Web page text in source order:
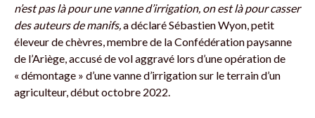
n’est pas là pour une vanne d’irrigation, on est là pour casser
des auteurs de manifs,a déclaré Sébastien Wyon, petit
éleveur de chèvres, membre de la Confédération paysanne
de l’Ariège, accusé de vol aggravé lors d’une opération de
« démontage » d’une vanne d’irrigation sur le terrain d’un
agriculteur, début octobre 2022.